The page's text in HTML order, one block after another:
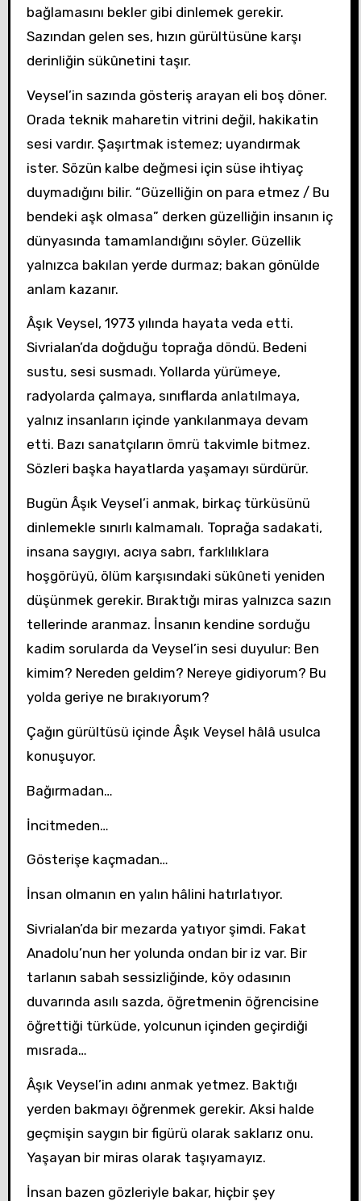
bağlamasını bekler gibi dinlemek gerekir.
Sazından gelen ses, hızın gürültüsüne karşı
derinliğin sükûnetini taşır.
Veysel’in sazında gösteriş arayan eli boş döner.
Orada teknik maharetin vitrini değil, hakikatin
sesi vardır. Şaşırtmak istemez; uyandırmak
ister. Sözün kalbe değmesi için süse ihtiyaç
duymadığını bilir. “Güzelliğin on para etmez / Bu
bendeki aşk olmasa” derken güzelliğin insanın iç
dünyasında tamamlandığını söyler. Güzellik
yalnızca bakılan yerde durmaz; bakan gönülde
anlam kazanır.
Âşık Veysel, 1973 yılında hayata veda etti.
Sivrialan’da doğduğu toprağa döndü. Bedeni
sustu, sesi susmadı. Yollarda yürümeye,
radyolarda çalmaya, sınıflarda anlatılmaya,
yalnız insanların içinde yankılanmaya devam
etti. Bazı sanatçıların ömrü takvimle bitmez.
Sözleri başka hayatlarda yaşamayı sürdürür.
Bugün Âşık Veysel’i anmak, birkaç türküsünü
dinlemekle sınırlı kalmamalı. Toprağa sadakati,
insana saygıyı, acıya sabrı, farklılıklara
hoşgörüyü, ölüm karşısındaki sükûneti yeniden
düşünmek gerekir. Bıraktığı miras yalnızca sazın
tellerinde aranmaz. İnsanın kendine sorduğu
kadim sorularda da Veysel’in sesi duyulur: Ben
kimim? Nereden geldim? Nereye gidiyorum? Bu
yolda geriye ne bırakıyorum?
Çağın gürültüsü içinde Âşık Veysel hâlâ usulca
konuşuyor.
Bağırmadan…
İncitmeden…
Gösterişe kaçmadan…
İnsan olmanın en yalın hâlini hatırlatıyor.
Sivrialan’da bir mezarda yatıyor şimdi. Fakat
Anadolu’nun her yolunda ondan bir iz var. Bir
tarlanın sabah sessizliğinde, köy odasının
duvarında asılı sazda, öğretmenin öğrencisine
öğrettiği türküde, yolcunun içinden geçirdiği
mısrada…
Âşık Veysel’in adını anmak yetmez. Baktığı
yerden bakmayı öğrenmek gerekir. Aksi halde
geçmişin saygın bir figürü olarak saklarız onu.
Yaşayan bir miras olarak taşıyamayız.
İnsan bazen gözleriyle bakar, hiçbir şey